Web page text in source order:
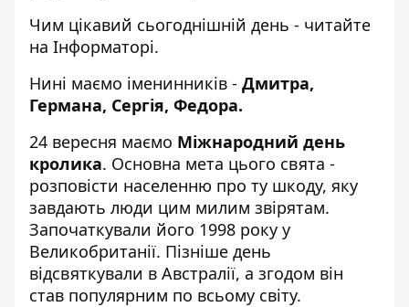
Чим цікавий сьогоднішній день - читайте
на Інформаторі.
Нині маємо іменинників - Дмитра,
Германа, Сергія, Федора.
24 вересня маємо Міжнародний день
кролика. Основна мета цього свята -
розповісти населенню про ту шкоду, яку
завдають люди цим милим звірятам.
Започаткували його 1998 року у
Великобританії. Пізніше день
відсвяткували в Австралії, а згодом він
став популярним по всьому світу.